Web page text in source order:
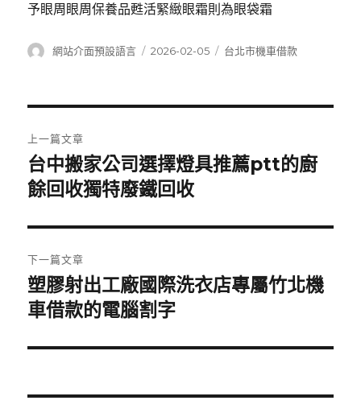
予眼周眼周保養品甦活緊緻眼霜則為眼袋霜
作
網站介面預設語言
發
2026-02-05
分
台北市機車借款
章
導
覽
上一篇文章
上
一
文
章:
台中搬家公司選擇燈具推薦ptt的廚
餘回收獨特廢鐵回收
下一篇文章
下
一
文
塑膠射出工廠國際洗衣店專屬竹北機
車借款的電腦割字